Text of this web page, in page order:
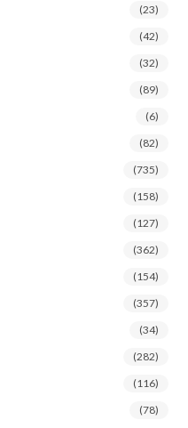
(23)
(42)
(32)
(89)
(6)
(82)
(735)
(158)
(127)
(362)
(154)
(357)
(34)
(282)
(116)
(78)